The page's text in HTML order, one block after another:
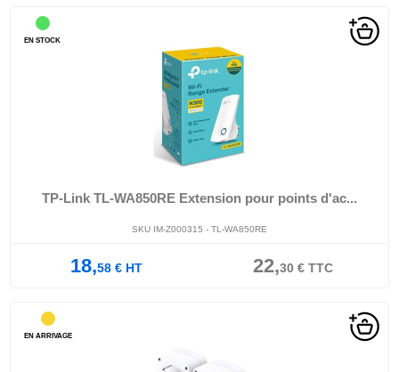
TP-Link TL-WA850RE Extension pour points d'ac...
SKU IM-Z000315 - TL-WA850RE
18,58€HT 22,30€TTC
EN STOCK
EN ARRIVAGE